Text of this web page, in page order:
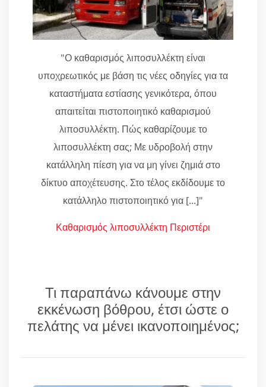
"Ο καθαρισμός λιποσυλλέκτη είναι
υποχρεωτικός με βάση τις νέες οδηγίες για τα
καταστήματα εστίασης γενικότερα, όπου
απαιτείται πιστοποιητικό καθαρισμού
λιποσυλλέκτη. Πώς καθαρίζουμε το
λιποσυλλέκτη σας; Με υδροβολή στην
κατάλληλη πίεση για να μη γίνει ζημιά στο
δίκτυο αποχέτευσης. Στο τέλος εκδίδουμε το
κατάλληλο πιστοποιητικό για [...]"
Καθαρισμός λιποσυλλέκτη Περιστέρι
Τι παραπάνω κάνουμε στην
εκκένωση βόθρου, έτσι ώστε ο
πελάτης να μένει ικανοποιημένος;